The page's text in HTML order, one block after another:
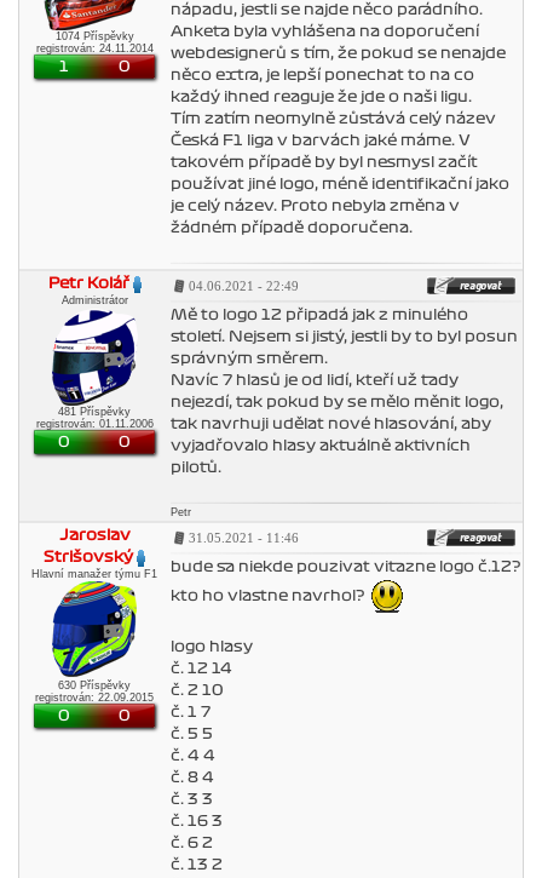
1074 Příspěvky
registrován: 24.11.2014
1 0
nápadu, jestli se najde něco parádního.
Anketa byla vyhlášena na doporučení
webdesignerů s tím, že pokud se nenajde
něco extra, je lepší ponechat to na co
každý ihned reaguje že jde o naši ligu.
Tím zatím neomylně zůstává celý název
Česká F1 liga v barvách jaké máme. V
takovém případě by byl nesmysl začít
používat jiné logo, méně identifikační jako
je celý název. Proto nebyla změna v
žádném případě doporučena.
Petr Kolář
Administrátor
481 Příspěvky
registrován: 01.11.2006
0 0
04.06.2021 - 22:49
Mě to logo 12 připadá jak z minulého
století. Nejsem si jistý, jestli by to byl posun
správným směrem.
Navíc 7 hlasů je od lidí, kteří už tady
nejezdí, tak pokud by se mělo měnit logo,
tak navrhuji udělat nové hlasování, aby
vyjadřovalo hlasy aktuálně aktivních
pilotů.
Petr
Jaroslav
Strišovský
Hlavní manažer týmu F1
630 Příspěvky
registrován: 22.09.2015
0 0
31.05.2021 - 11:46
bude sa niekde pouzivat vitazne logo č.12?
kto ho vlastne navrhol?
logo hlasy
č. 12 14
č. 2 10
č. 1 7
č. 5 5
č. 4 4
č. 8 4
č. 3 3
č. 16 3
č. 6 2
č. 13 2